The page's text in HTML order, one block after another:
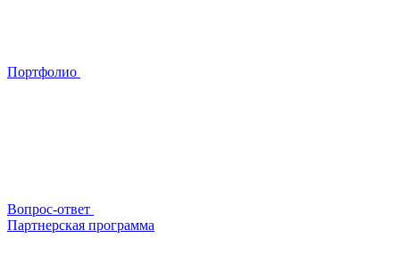
Портфолио
Вопрос-ответ
Партнерская программа